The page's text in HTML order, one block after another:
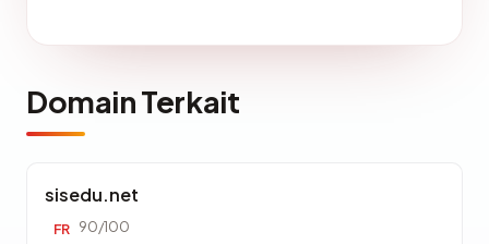
Domain Terkait
sisedu.net
FR 90/100